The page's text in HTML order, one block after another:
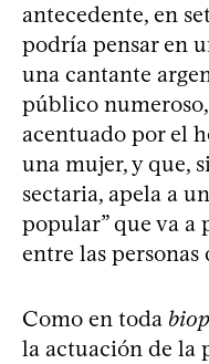
antecedente, en
podría pensar en
una cantante
público
acentuado por el
una mujer, y que,
sectaria, apela a
popular” que va a
entre las
Como en toda
la actuación de la